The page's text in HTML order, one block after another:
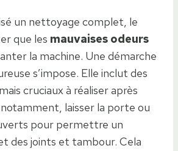
un nettoyage complet, le
que les mauvaises odeurs
la machine. Une démarche
s’impose. Elle inclut des
cruciaux à réaliser après
laisser la porte ou
pour permettre un
des joints et tambour. Cela